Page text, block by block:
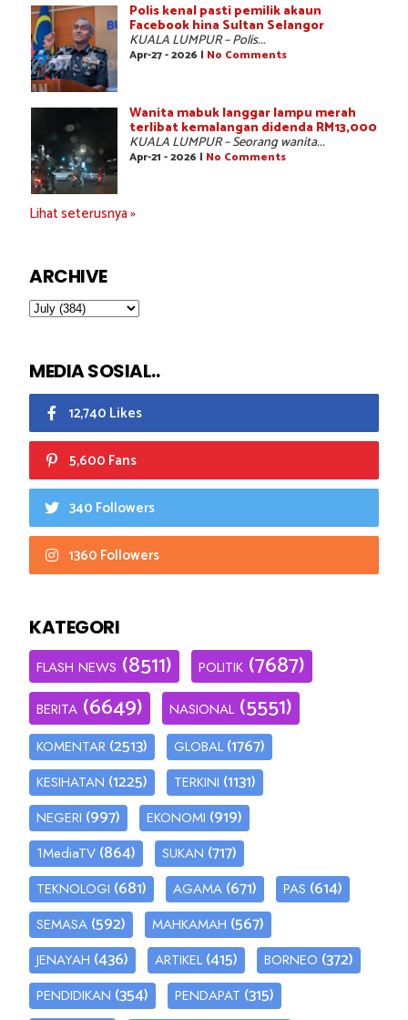
Polis kenal pasti pemilik akaun
Facebook hina Sultan Selangor
KUALA LUMPUR – Polis...
Apr-27 - 2026 | No Comments
Wanita mabuk langgar lampu merah
terlibat kemalangan didenda RM13,000
KUALA LUMPUR – Seorang wanita...
Apr-21 - 2026 | No Comments
Lihat seterusnya »
ARCHIVE
MEDIA SOSIAL..
12,740 Likes
5,600 Fans
340 Followers
1360 Followers
KATEGORI
FLASH NEWS (8511) POLITIK (7687)
BERITA (6649) NASIONAL (5551)
KOMENTAR (2513) GLOBAL (1767)
KESIHATAN (1225) TERKINI (1131)
NEGERI (997) EKONOMI (919)
1MediaTV (864) SUKAN (717)
TEKNOLOGI (681) AGAMA (671) PAS (614)
SEMASA (592) MAHKAMAH (567)
JENAYAH (436) ARTIKEL (415) BORNEO (372)
PENDIDIKAN (354) PENDAPAT (315)